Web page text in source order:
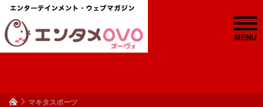
MENU
マキタスポーツ